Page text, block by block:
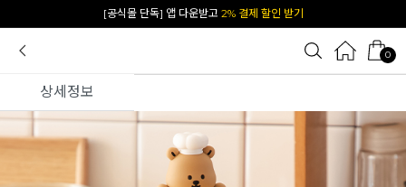
카카오 플친 추가하면1천원 즉시 할인 쿠폰
0
상세정보